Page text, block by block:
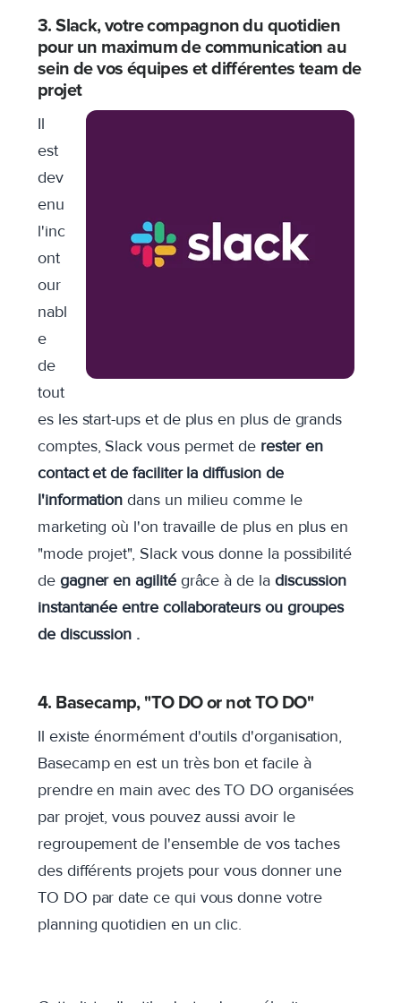
3. Slack, votre compagnon du quotidien
pour un maximum de communication au
sein de vos équipes et différentes team de
projet
Il
est
dev
enu
l'inc
ont
our
nabl
e
de
tout
es les start-ups et de plus en plus de grands
comptes, Slack vous permet de rester en
contact et de faciliter la diffusion de
l'information dans un milieu comme le
marketing où l'on travaille de plus en plus en
"mode projet", Slack vous donne la possibilité
de gagner en agilitégrâce à de la discussion
instantanée entre collaborateurs ou groupes
de discussion .
4. Basecamp, "TO DO or not TO DO"
Il existe énormément d'outils d'organisation,
Basecamp en est un très bon et facile à
prendre en main avec des TO DO organisées
par projet, vous pouvez aussi avoir le
regroupement de l'ensemble de vos taches
des différents projets pour vous donner une
TO DO par date ce qui vous donne votre
planning quotidien en un clic.